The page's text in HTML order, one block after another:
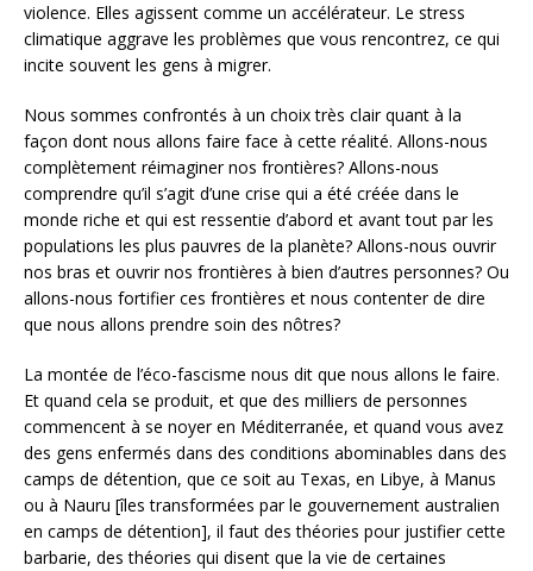
violence. Elles agissent comme un accélérateur. Le stress
climatique aggrave les problèmes que vous rencontrez, ce qui
incite souvent les gens à migrer.
Nous sommes confrontés à un choix très clair quant à la
façon dont nous allons faire face à cette réalité. Allons-nous
complètement réimaginer nos frontières? Allons-nous
comprendre qu’il s’agit d’une crise qui a été créée dans le
monde riche et qui est ressentie d’abord et avant tout par les
populations les plus pauvres de la planète? Allons-nous ouvrir
nos bras et ouvrir nos frontières à bien d’autres personnes? Ou
allons-nous fortifier ces frontières et nous contenter de dire
que nous allons prendre soin des nôtres?
La montée de l’éco-fascisme nous dit que nous allons le faire.
Et quand cela se produit, et que des milliers de personnes
commencent à se noyer en Méditerranée, et quand vous avez
des gens enfermés dans des conditions abominables dans des
camps de détention, que ce soit au Texas, en Libye, à Manus
ou à Nauru [îles transformées par le gouvernement australien
en camps de détention], il faut des théories pour justifier cette
barbarie, des théories qui disent que la vie de certaines